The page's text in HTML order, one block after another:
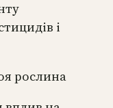
і
рослина